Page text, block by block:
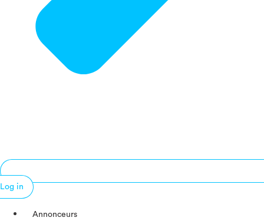
Log in
Annonceurs